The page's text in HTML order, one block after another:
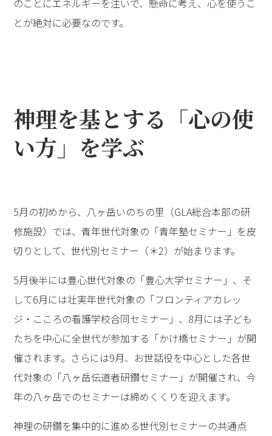
のことにエネルギーを注いで、懸命に考え、心を使うこ
とが絶対に必要なのです。
神理を基とする「心の使
い方」を学ぶ
5月の初めから、八ヶ岳いのちの里（GLA総合本部の研
修施設）では、青年世代対象の「青年塾セミナー」を皮
切りとして、世代別セミナー（＊2）が始まります。
5月後半には豊心世代対象の「豊心大学セミナー」、そ
して6月には壮実年世代対象の「フロンティアカレッ
ジ・こころの看護学校合同セミナー」、8月には子ども
たちを中心に全世代が参加する「かけ橋セミナー」が開
催されます。さらには9月、お世話役を中心とした各世
代対象の「八ヶ岳伝道者研鑽セミナー」が開催され、今
年の八ヶ岳でのセミナーは締めくくりを迎えます。
神理の研鑽を集中的に進める世代別セミナーの共通点